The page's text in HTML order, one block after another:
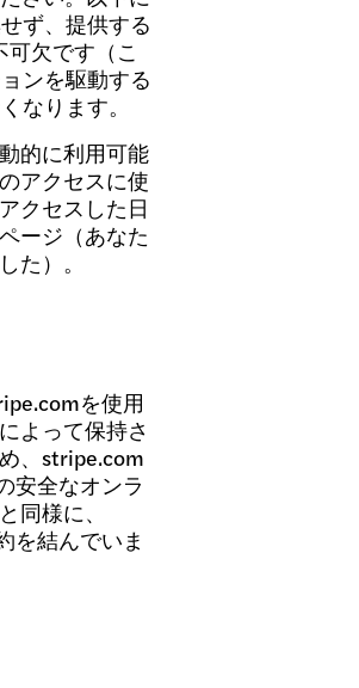
ず、提供する
欠です（こ
ンを駆動する
なります。
的に利用可能
アクセスに使
クセスした日
ージ（あなた
た）。
を使用
よって保持さ
、stripe.com
安全なオンラ
同様に、
を結んでいま